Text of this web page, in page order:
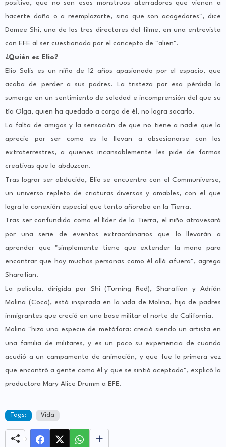
positiva, que no son esos monstruos aterradores que vienen a
hacerte daño o a reemplazarte, sino que son acogedores", dice
Domee Shi, una de los tres directores del filme, en una entrevista
con EFE al ser cuestionada por el concepto de "alien".
¿Quién es Elio?
Elio Solis es un niño de 12 años apasionado por el espacio, que
acaba de perder a sus padres. La tristeza por esa pérdida lo
sumerge en un sentimiento de soledad e incomprensión del que su
tía Olga, quien ha quedado a cargo de él, no logra sacarlo.
La falta de amigos y la sensación de que no tiene a nadie que lo
aprecie por ser como es lo llevan a obsesionarse con los
extraterrestres, a quienes incansablemente les pide de formas
creativas que lo abduzcan.
Tras lograr ser abducido, Elio se encuentra con el Communiverse,
un universo repleto de criaturas diversas y amables, con el que
logra la conexión especial que tanto añoraba en la Tierra.
Tras ser confundido como el líder de la Tierra, el niño atravesará
por una serie de eventos extraordinarios que lo llevarán a
aprender que "simplemente tiene que extender la mano para
encontrar que hay muchas personas como él allá afuera", agrega
Sharafian.
La película, dirigida por Shi (Turning Red), Sharafian y Adrián
Molina (Coco), está inspirada en la vida de Molina, hijo de padres
inmigrantes que creció en una base militar al norte de California.
Molina "hizo una especie de metáfora: creció siendo un artista en
una familia de militares, y es un poco su experiencia de cuando
acudió a un campamento de animación, y que fue la primera vez
que encontró a gente como él y que se sintió aceptado", explicó la
productora Mary Alice Drumm a EFE.
Tags: Vida